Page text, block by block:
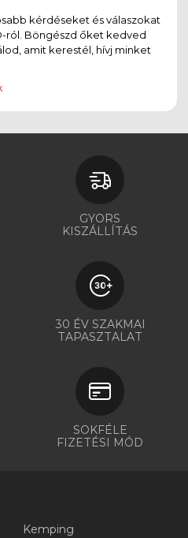
kérdéseket és válaszokat
ról. Böngészd őket kedved
amit kerestél, hívj minket
GYORS
KISZÁLLÍTÁS
30 ÉV SZAKMAI
TAPASZTALAT
SOKFÉLE
FIZETÉSI MÓD
Kemping